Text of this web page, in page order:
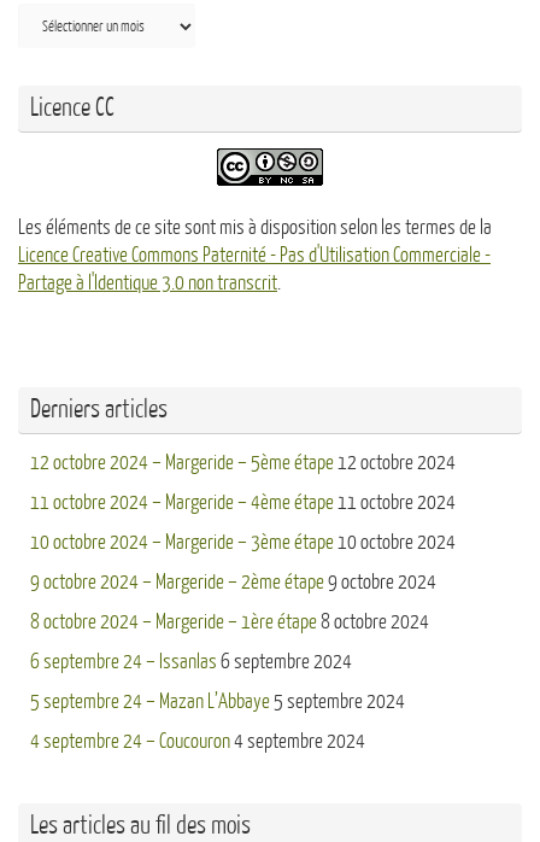
Archives
Licence CC
Les éléments de ce site sont mis à disposition selon les termes de la
Licence Creative Commons Paternité - Pas d'Utilisation Commerciale -
Partage à l'Identique 3.0 non transcrit.
Derniers articles
12 octobre 2024 – Margeride – 5ème étape12 octobre 2024
11 octobre 2024 – Margeride – 4ème étape11 octobre 2024
10 octobre 2024 – Margeride – 3ème étape10 octobre 2024
9 octobre 2024 – Margeride – 2ème étape9 octobre 2024
8 octobre 2024 – Margeride – 1ère étape8 octobre 2024
6 septembre 24 – Issanlas 6 septembre 2024
5 septembre 24 – Mazan L’Abbaye 5 septembre 2024
4 septembre 24 – Coucouron4 septembre 2024
Les articles au fil des mois